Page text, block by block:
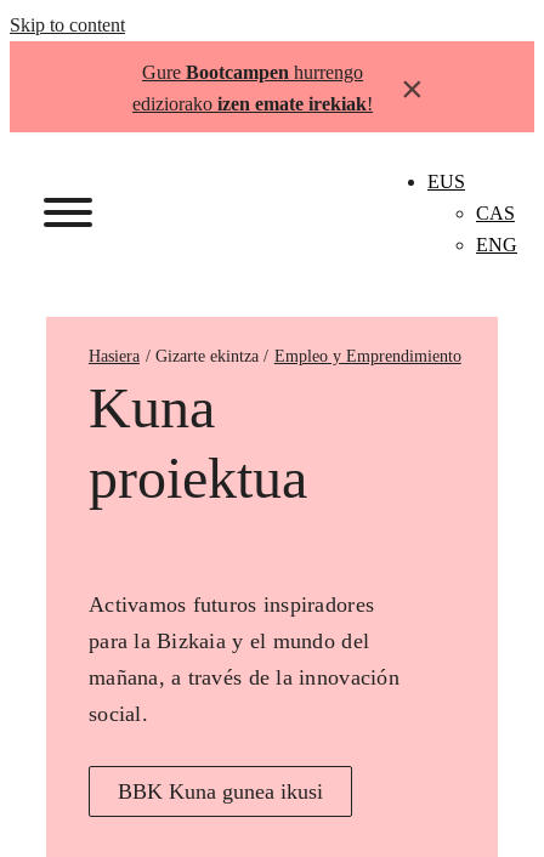
Skip to content
Gure Bootcampen hurrengo
ediziorako izen emate irekiak! ×
EUS
CAS
ENG
Hasiera Empleo y Emprendimiento
Kuna
proiektua
Activamos futuros inspiradores
para la Bizkaia y el mundo del
mañana, a través de la innovación
social.
BBK Kuna gunea ikusi